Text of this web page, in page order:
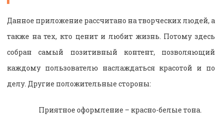
Данное приложение рассчитано на творческих людей, а
также на тех, кто ценит и любит жизнь. Потому здесь
собран самый позитивный контент, позволяющий
каждому пользователю наслаждаться красотой и по
делу. Другие положительные стороны:
Приятное оформление – красно-белые тона.